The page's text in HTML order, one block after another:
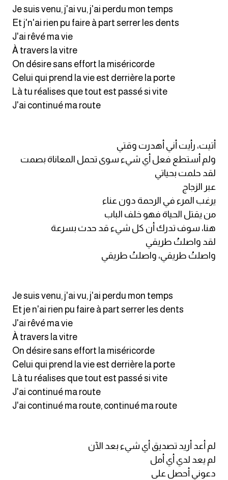
Je suis venu, j'ai vu, j'ai perdu mon temps
Et j'n'ai rien pu faire à part serrer les dents
J'ai rêvé ma vie
À travers la vitre
On désire sans effort la miséricorde
Celui qui prend la vie est derrière la porte
Là tu réalises que tout est passé si vite
J'ai continué ma route
أتيت، رأيت أني أهدرت وقتي
ولم أستطع فعل أي شيء سوى تحمل المعاناة بصمت
لقد حلمت بحياتي
عبر الزجاج
يرغب المرء في الرحمة دون عناء
من يقتل الحياة فهو خلف الباب
هنا، سوف تدرك أن كل شيء قد حدث بسرعة
لقد واصلتُ طريقي
واصلتُ طريقي، واصلتُ طريقي
Je suis venu, j'ai vu, j'ai perdu mon temps
Et je n'ai rien pu faire à part serrer les dents
J'ai rêvé ma vie
À travers la vitre
On désire sans effort la miséricorde
Celui qui prend la vie est derrière la porte
Là tu réalises que tout est passé si vite
J'ai continué ma route
J'ai continué ma route, continué ma route
لم أعد أريد تصديق أي شيء بعد الآن
لم يعد لدي أي أمل
دعوني أحصل على